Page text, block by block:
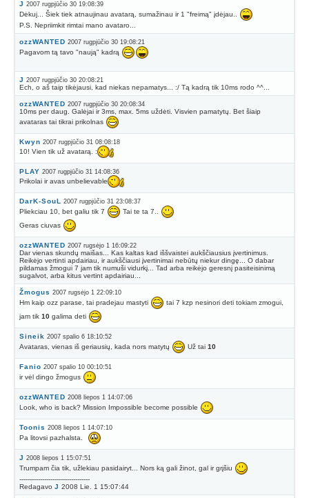
J 2007 rugpjūčio 30 19:08:39
Dėkuj... Šiek tiek atnaujinau avatarą, sumažinau ir 1 "freimą" įdėjau..
P.S. Nepriimkit rimtai mano avataro...
ozzWANTED 2007 rugpjūčio 30 19:08:21
Pagavom tą tavo "naują" kadrą
J 2007 rugpjūčio 30 20:08:21
Ech, o aš taip tikėjausi, kad niekas nepamatys... :/ Tą kadrą tik 10ms rodo ^^...
ozzWANTED 2007 rugpjūčio 30 20:08:34
10ms per daug. Galėjai ir 3ms, max. 5ms uždėti. Visvien pamatytų. Bet šiaip
avataras tai tikrai prikolnas
Kwyn 2007 rugpjūčio 31 08:08:18
10! Vien tik už avatarą. :
PLAY 2007 rugpjūčio 31 14:08:36
Prikolai ir avas unbelievable
DarK-SouL 2007 rugpjūčio 31 23:08:37
Pliekciau 10, bet galiu tik 7
Tai te ta 7..
Geras ciuvas
ozzWANTED 2007 rugsėjo 1 16:09:22
Dar vienas skundų maišas... Kas kaltas kad iššvaistei aukščiausius įvertinimus.
Reikėjo vertinti apdairiau, ir aukščiausi įvertinimai nebūtų niekur dingę... O dabar
pildamas žmogui 7 jam tik numuši vidurkį... Tad arba reikėjo geresnį pasiteisinimą
sugalvot, arba kitus vertint apdairiau...
Žmogus 2007 rugsėjo 1 22:09:10
Hm kaip ozz parase, tai pradejau mastyti
tai 7 kzp nesinori deti tokiam zmogui,
jam tik 10galima deti
Sineik 2007 spalio 6 18:10:52
Avataras, vienas iš geriausių, kada nors matytų Už tai 10
Fanio 2007 spalio 10 00:10:51
ir vėl dingo žmogus
ozzWANTED 2008 liepos 1 14:07:06
Look, who is back? Mission Impossible become possible
Toonis 2008 liepos 1 14:07:10
Pa litovsi pazhalsta.
J 2008 liepos 1 15:07:51
Trumpam čia tik, užlekiau pasidairyt... Nors ką gali žinot, gal ir grįšiu
----------------------------------
Redagavo J 2008 Lie. 1 15:07:44